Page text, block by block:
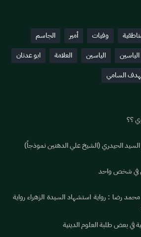
وفيات أمير
الجاسم
الياسين الياسين العلامة
ابو عدنان
السامي
؟؟
الحيدري (الشيخ علي الدهنين نموذجاً)
في شخص واحد
محمد رضا : رواية استشهاد السيدة الزهراء رواية
في بعض طلبة العلوم الدينية